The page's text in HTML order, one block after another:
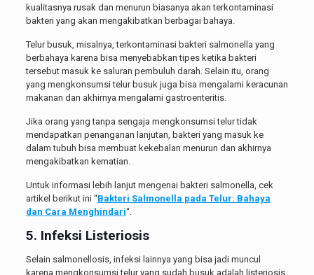
kualitasnya rusak dan menurun biasanya akan terkontaminasi
bakteri yang akan mengakibatkan berbagai bahaya.
Telur busuk, misalnya, terkontaminasi bakteri salmonella yang
berbahaya karena bisa menyebabkan tipes ketika bakteri
tersebut masuk ke saluran pembuluh darah. Selain itu, orang
yang mengkonsumsi telur busuk juga bisa mengalami keracunan
makanan dan akhirnya mengalami gastroenteritis.
Jika orang yang tanpa sengaja mengkonsumsi telur tidak
mendapatkan penanganan lanjutan, bakteri yang masuk ke
dalam tubuh bisa membuat kekebalan menurun dan akhirnya
mengakibatkan kematian.
Untuk informasi lebih lanjut mengenai bakteri salmonella, cek
artikel berikut ini “Bakteri Salmonella pada Telur: Bahaya
dan Cara Menghindari“.
5. Infeksi Listeriosis
Selain salmonellosis, infeksi lainnya yang bisa jadi muncul
karena mengkonsumsi telur yang sudah busuk adalah listeriosis,